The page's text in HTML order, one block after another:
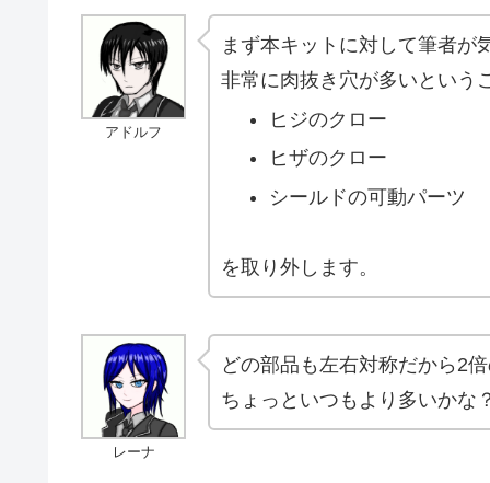
アドルフ
まず本キットに対して筆者
非常に肉抜き穴が多いという
ヒジのクロー
ヒザのクロー
シールドの可動パーツ
を取り外します。
レーナ
どの部品も左右対称だから2
ちょっといつもより多いかな